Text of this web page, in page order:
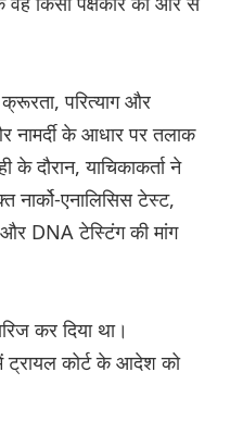
क्रूरता, परित्याग और
नामर्दी के आधार पर तलाक
के दौरान, याचिकाकर्ता ने
एनालिसिस टेस्ट,
DNA टेस्टिंग की मांग
कर दिया था।
में ट्रायल कोर्ट के आदेश को